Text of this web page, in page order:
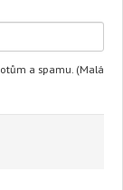
a spamu. (Malá